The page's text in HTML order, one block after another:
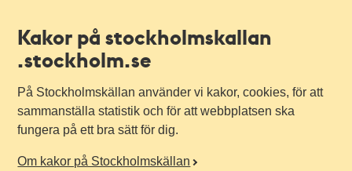
Kakor på stockholmskallan
.stockholm.se
På Stockholmskällan använder vi kakor, cookies, för att
sammanställa statistik och för att webbplatsen ska
fungera på ett bra sätt för dig.
Om kakor på Stockholmskällan